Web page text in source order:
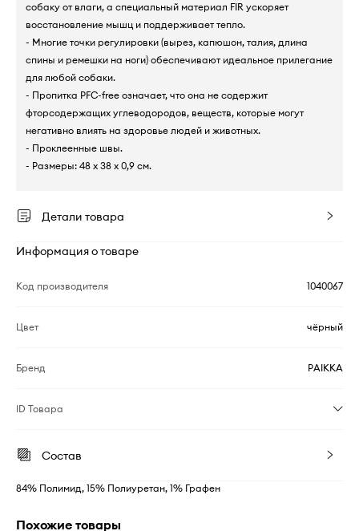
собаку от влаги, а специальный материал FIR ускоряет
восстановление мышц и поддерживает тепло.
- Многие точки регулировки (вырез, капюшон, талия, длина
спины и ремешки на ноги) обеспечивают идеальное прилегание
для любой собаки.
- Пропитка PFC-free означает, что она не содержит
фторсодержащих углеводородов, веществ, которые могут
негативно влиять на здоровье людей и животных.
- Проклеенные швы.
- Размеры: 48 x 38 x 0,9 см.
Детали товара
Информация о товаре
Код производителя 1040067
Цвет чёрный
Бренд PAIKKA
ID Товара
Состав
84% Полимид, 15% Полиуретан, 1% Графен
Похожие товары